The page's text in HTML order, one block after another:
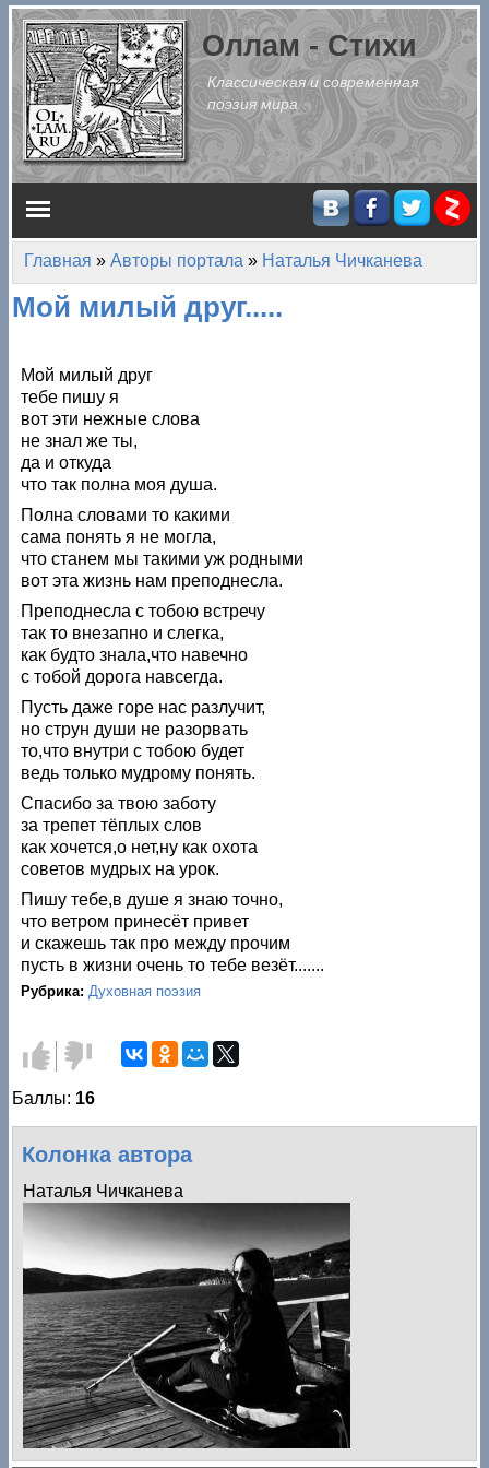
Перейти к основному содержанию
Оллам - Стихи
Классическая и современная
поэзия мира
Главное меню
Вы здесь
Главная » Авторы портала » Наталья Чичканева
Мой милый друг.....
Мой милый друг
тебе пишу я
вот эти нежные слова
не знал же ты,
да и откуда
что так полна моя душа.
Полна словами то какими
сама понять я не могла,
что станем мы такими уж родными
вот эта жизнь нам преподнесла.
Преподнесла с тобою встречу
так то внезапно и слегка,
как будто знала,что навечно
с тобой дорога навсегда.
Пусть даже горе нас разлучит,
но струн души не разорвать
то,что внутри с тобою будет
ведь только мудрому понять.
Спасибо за твою заботу
за трепет тёплых слов
как хочется,о нет,ну как охота
советов мудрых на урок.
Пишу тебе,в душе я знаю точно,
что ветром принесёт привет
и скажешь так про между прочим
пусть в жизни очень то тебе везёт.......
Рубрика: Духовная поэзия
Голос
за!
Голос
против!
Баллы: 16
Колонка автора
Наталья Чичканева